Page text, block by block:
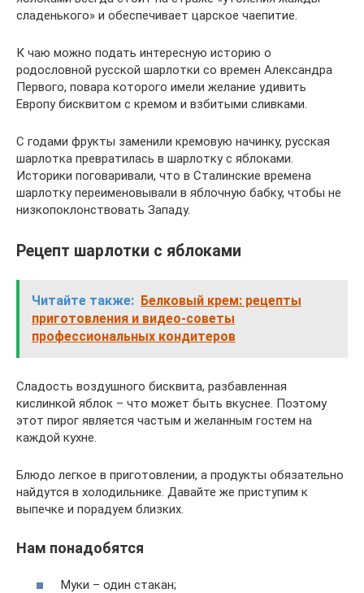
сладенького» и обеспечивает царское чаепитие.
К чаю можно подать интересную историю о
родословной русской шарлотки со времен Александра
Первого, повара которого имели желание удивить
Европу бисквитом с кремом и взбитыми сливками.
С годами фрукты заменили кремовую начинку, русская
шарлотка превратилась в шарлотку с яблоками.
Историки поговаривали, что в Сталинские времена
шарлотку переименовывали в яблочную бабку, чтобы не
низкопоклонствовать Западу.
Рецепт шарлотки с яблоками
Читайте также: Белковый крем: рецепты
приготовления и видео-советы
профессиональных кондитеров
Сладость воздушного бисквита, разбавленная
кислинкой яблок – что может быть вкуснее. Поэтому
этот пирог является частым и желанным гостем на
каждой кухне.
Блюдо легкое в приготовлении, а продукты обязательно
найдутся в холодильнике. Давайте же приступим к
выпечке и порадуем близких.
Нам понадобятся
Муки – один стакан;